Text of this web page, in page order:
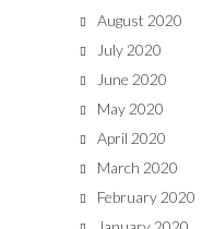
August 2020
July 2020
June 2020
May 2020
April 2020
March 2020
February 2020